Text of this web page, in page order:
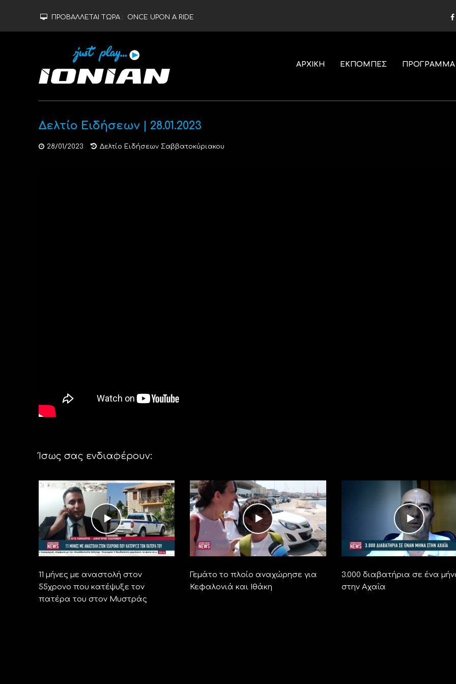
ΠΡΟΒΑΛΛΕΤΑΙ ΤΩΡΑ : ONCE UPON A RIDE
ΑΡΧΙΚΗ ΕΚΠΟΜΠΕΣ ΠΡΟΓΡΑΜΜΑ
Δελτίο Ειδήσεων | 28.01.2023
28/01/2023 Δελτίο Ειδήσεων Σαββατοκύριακου
Ίσως σας ενδιαφέρουν:
11 μήνες με αναστολή στον
55χρονο που κατέψυξε τον
πατέρα του στον Μυστράς
Γεμάτο το πλοίο αναχώρησε για
Κεφαλονιά και Ιθάκη
3.000 διαβατήρια σε ένα
στην Αχαΐα